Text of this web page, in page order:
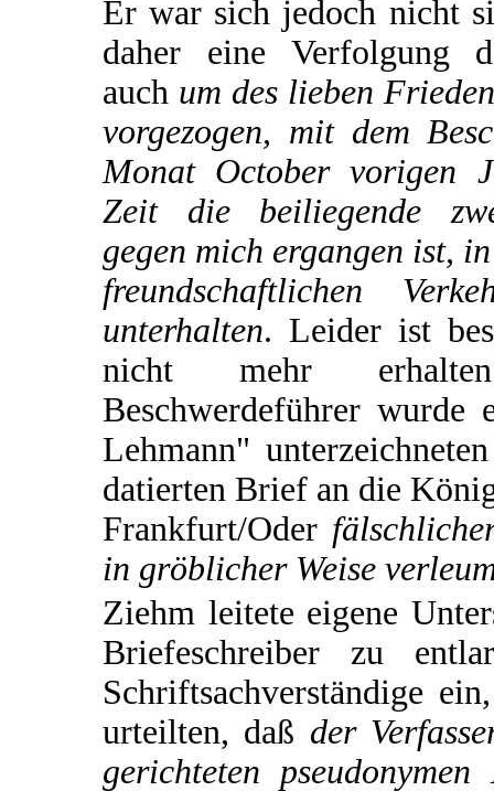
Er war sich jedoch nicht
daher eine Verfolgung
auch um des lieben
vorgezogen, mit dem
Monat October vorigen
Zeit die beiliegende
gegen mich ergangen ist,
freundschaftlichen
unterhalten. Leider ist
nicht mehr
Beschwerdeführer
Lehmann"
datierten Brief an die
Frankfurt/Oder
in gröblicher Weise
Ziehm leitete eigene
Briefeschreiber zu
Schriftsachverständige
urteilten, daß der
gerichteten